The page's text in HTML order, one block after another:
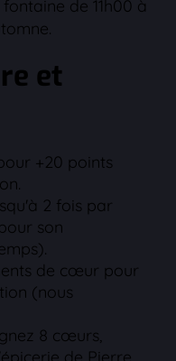
de 11h00 à
et
+20 points
2 fois par
son
de cœur pour
(nous
8 cœurs,